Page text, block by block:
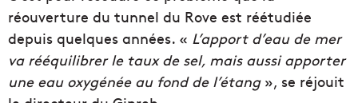
réouverture du tunnel du Rove est réétudiée
depuis quelques années. « L’apport d’eau de mer
va rééquilibrer le taux de sel, mais aussi apporter
une eau oxygénée au fond de l’étang», se réjouit